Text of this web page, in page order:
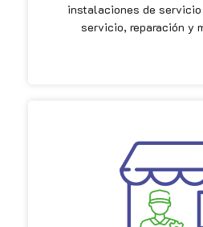
instalaciones de
servicio, reparación y